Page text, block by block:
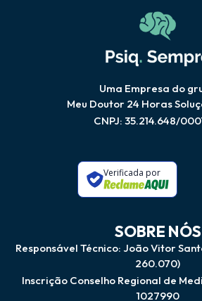
Uma Empresa do
Meu Doutor 24 Horas
CNPJ: 35.214.648/
Verificada por
SOBRE NÓS
Responsável Técnico: João Vitor
260.070)
Inscrição Conselho Regional de
1027990